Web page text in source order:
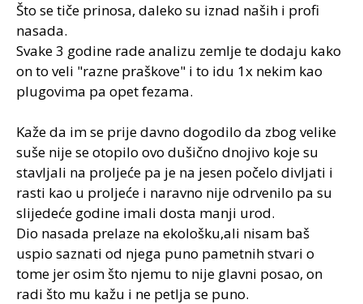
Što se tiče prinosa, daleko su iznad naših i profi
nasada.
Svake 3 godine rade analizu zemlje te dodaju kako
on to veli "razne praškove" i to idu 1x nekim kao
plugovima pa opet fezama.
Kaže da im se prije davno dogodilo da zbog velike
suše nije se otopilo ovo dušično dnojivo koje su
stavljali na proljeće pa je na jesen počelo divljati i
rasti kao u proljeće i naravno nije odrvenilo pa su
slijedeće godine imali dosta manji urod.
Dio nasada prelaze na ekološku,ali nisam baš
uspio saznati od njega puno pametnih stvari o
tome jer osim što njemu to nije glavni posao, on
radi što mu kažu i ne petlja se puno.